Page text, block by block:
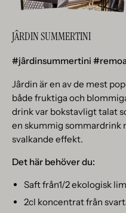
JÂRDIN SUMMERTINI
#jârdinsummertini
Jârdin är en av de mest
både fruktiga och
drink var bokstavligt talat
en skummig sommardrink
svalkande effekt.
Det här behöver du:
Saft från1/2 ekologisk
2cl koncentrat från